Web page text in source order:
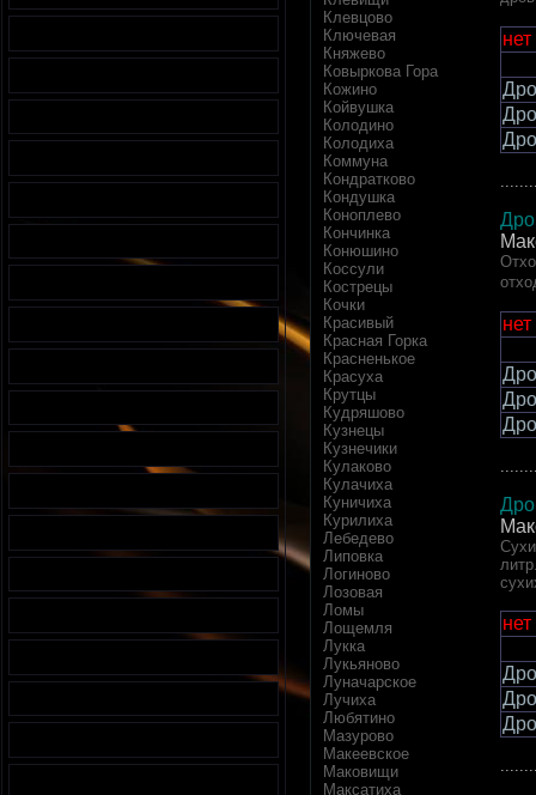
Клевцово
Ключевая
Княжево
Ковыркова Гора
Кожино
Койвушка
Колодино
Колодиха
Коммуна
Кондратково
Кондушка
Коноплево
Кончинка
Конюшино
Коссули
Кострецы
Кочки
Красивый
Красная Горка
Красненькое
Красуха
Крутцы
Кудряшово
Кузнецы
Кузнечики
Кулаково
Кулачиха
Куничиха
Курилиха
Лебедево
Липовка
Логиново
Лозовая
Ломы
Лощемля
Лукка
Лукьяново
Луначарское
Лучиха
Любятино
Мазурово
Макеевское
Маковищи
Максатиха